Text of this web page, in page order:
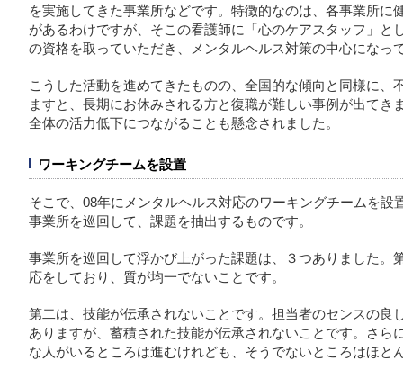
を実施してきた事業所などです。特徴的なのは、各事業所に
があるわけですが、そこの看護師に「心のケアスタッフ」と
の資格を取っていただき、メンタルヘルス対策の中心になっ
こうした活動を進めてきたものの、全国的な傾向と同様に、
ますと、長期にお休みされる方と復職が難しい事例が出てき
全体の活力低下につながることも懸念されました。
ワーキングチームを設置
そこで、08年にメンタルヘルス対応のワーキングチームを設
事業所を巡回して、課題を抽出するものです。
事業所を巡回して浮かび上がった課題は、３つありました。
応をしており、質が均一でないことです。
第二は、技能が伝承されないことです。担当者のセンスの良
ありますが、蓄積された技能が伝承されないことです。さら
な人がいるところは進むけれども、そうでないところはほと